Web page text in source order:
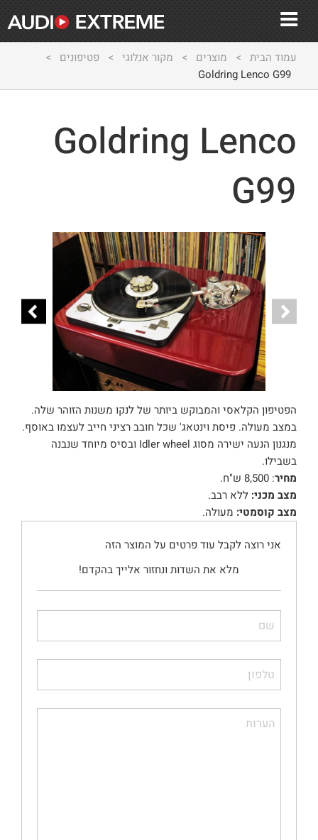
עמוד הבית > מוצרים > מקור אנלוגי > פטיפונים >
Goldring Lenco G99
Goldring Lenco
G99
הפטיפון הקלאסי והמבוקש ביותר של לנקו משנות הזוהר שלה.
במצב מעולה. פיסת וינטאג' שכל חובב רציני חייב לעצמו באוסף.
מנגנון הנעה ישירה מסוג Idler wheel ובסיס מיוחד שנבנה
בשבילו.
מחיר: 8,500 ש"ח.
מצב מכני: ללא רבב.
מצב קוסמטי: מעולה.
אני רוצה לקבל עוד פרטים על המוצר הזה
מלא את השדות ונחזור אלייך בהקדם!